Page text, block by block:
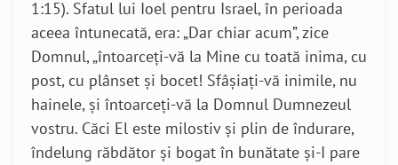
1:15). Sfatul lui Ioel pentru Israel, în perioada
aceea întunecată, era: „Dar chiar acum”, zice
Domnul, „întoarceţi-vă la Mine cu toată inima, cu
post, cu plânset şi bocet! Sfâşiaţi-vă inimile, nu
hainele, şi întoarceţi-vă la Domnul Dumnezeul
vostru. Căci El este milostiv şi plin de îndurare,
îndelung răbdător şi bogat în bunătate şi-I pare